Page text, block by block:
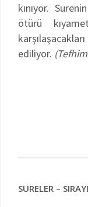
kınıyor.
ötürü
ediliyor.
SURELER –